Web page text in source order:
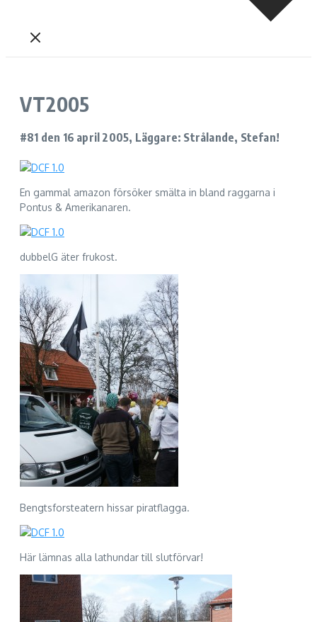
VT2005
#81 den 16 april 2005, Läggare: Strålande, Stefan!
En gammal amazon försöker smälta in bland raggarna i
Pontus & Amerikanaren.
dubbelG äter frukost.
Bengtsforsteatern hissar piratflagga.
Här lämnas alla lathundar till slutförvar!